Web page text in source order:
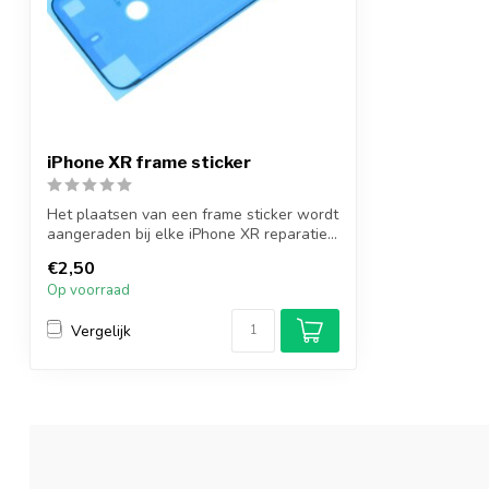
iPhone XR frame sticker
Het plaatsen van een frame sticker wordt
aangeraden bij elke iPhone XR reparatie...
€2,50
Op voorraad
Vergelijk